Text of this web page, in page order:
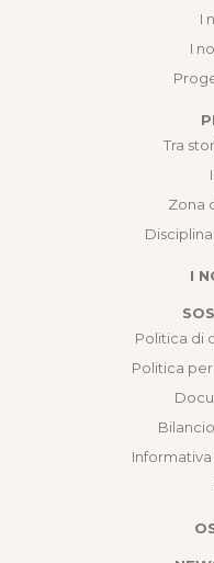
I
I
Tra
Zona
I
Politica di
Politica